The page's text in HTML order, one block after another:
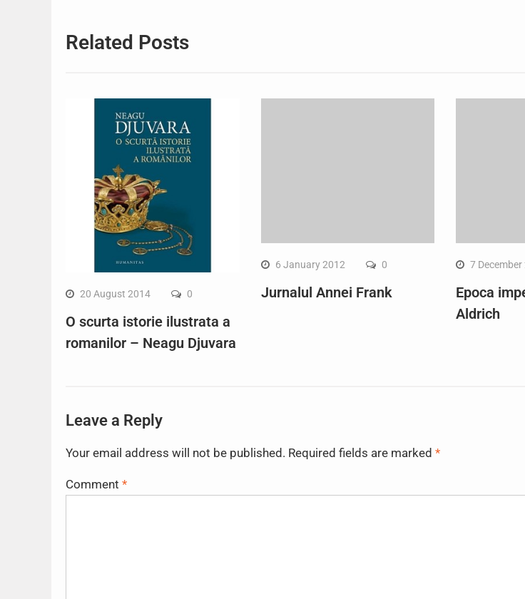
Related Posts
20 August 2014 0
O scurta istorie ilustrata a
romanilor – Neagu Djuvara
6 January 2012 0
Jurnalul Annei Frank
7 December
Epoca
Aldrich
Leave a Reply
Your email address will not be published. Required fields are marked *
Comment *